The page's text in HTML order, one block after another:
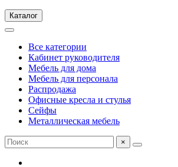
Каталог
Все категории
Кабинет руководителя
Мебель для дома
Мебель для персонала
Распродажа
Офисные кресла и стулья
Сейфы
Металлическая мебель
×